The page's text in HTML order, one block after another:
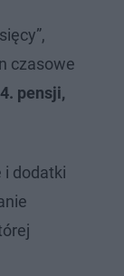
czasowe
pensji,
i dodatki